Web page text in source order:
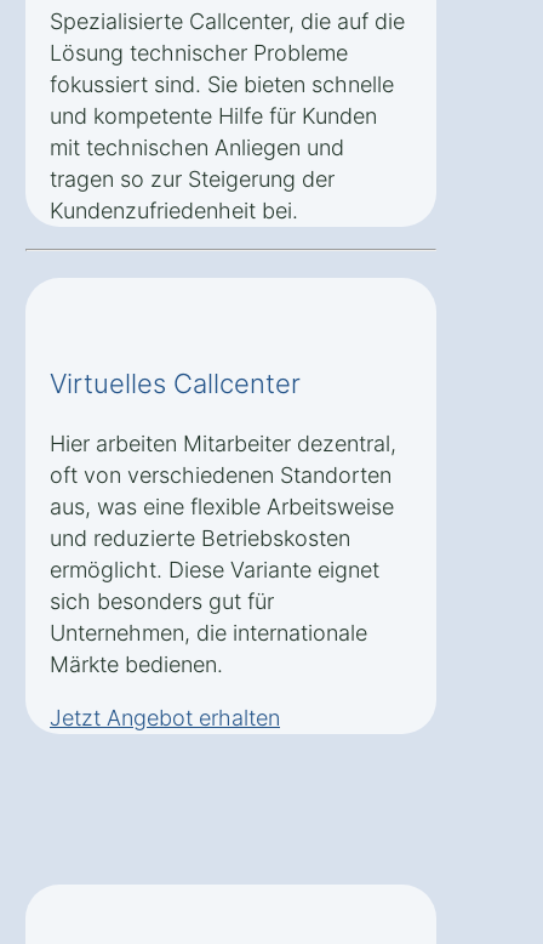
Spezialisierte Callcenter, die auf die
Lösung technischer Probleme
fokussiert sind. Sie bieten schnelle
und kompetente Hilfe für Kunden
mit technischen Anliegen und
tragen so zur Steigerung der
Kundenzufriedenheit bei.
Virtuelles Callcenter
Hier arbeiten Mitarbeiter dezentral,
oft von verschiedenen Standorten
aus, was eine flexible Arbeitsweise
und reduzierte Betriebskosten
ermöglicht. Diese Variante eignet
sich besonders gut für
Unternehmen, die internationale
Märkte bedienen.
Jetzt Angebot erhalten